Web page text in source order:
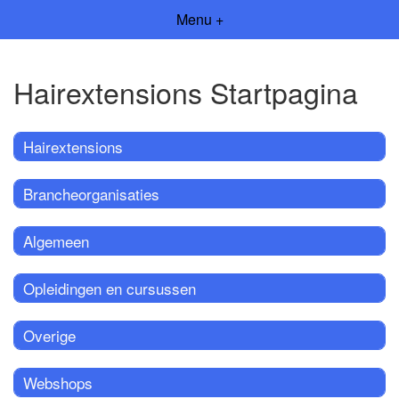
Menu +
Hairextensions Startpagina
Hairextensions
Brancheorganisaties
Algemeen
Opleidingen en cursussen
Overige
Webshops